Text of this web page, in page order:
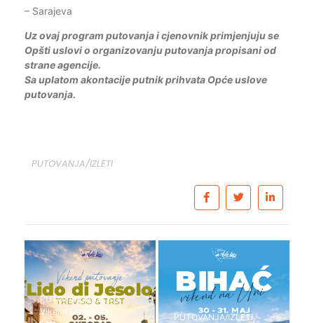
– Sarajeva
Uz ovaj program putovanja i cjenovnik primjenjuju se
Opšti uslovi o organizovanju putovanja propisani od
strane agencije.
Sa uplatom akontacije putnik prihvata Opće uslove
putovanja.
PUTOVANJA/IZLETI
PUTOVANJA/IZLETI,
Vikend putovanja
PUTOVANJA/IZLETI,